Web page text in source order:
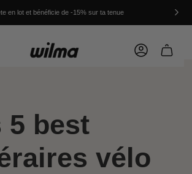
en lot et bénéficie de -15% sur ta tenue
COMPTE
5 best
vélo